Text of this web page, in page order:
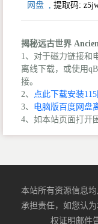
网盘 , 提取码:
揭秘远古世界
1、对于磁力链接和
离线下载，或使用
接。
2、 点此下载安装
3、 电脑版百度网盘
4、如本站页面打开
本站所有资源信息
承担责任，如您认
权证明邮件